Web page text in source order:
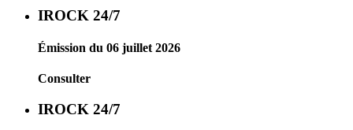
IROCK 24/7
Émission du 06 juillet 2026
Consulter
IROCK 24/7